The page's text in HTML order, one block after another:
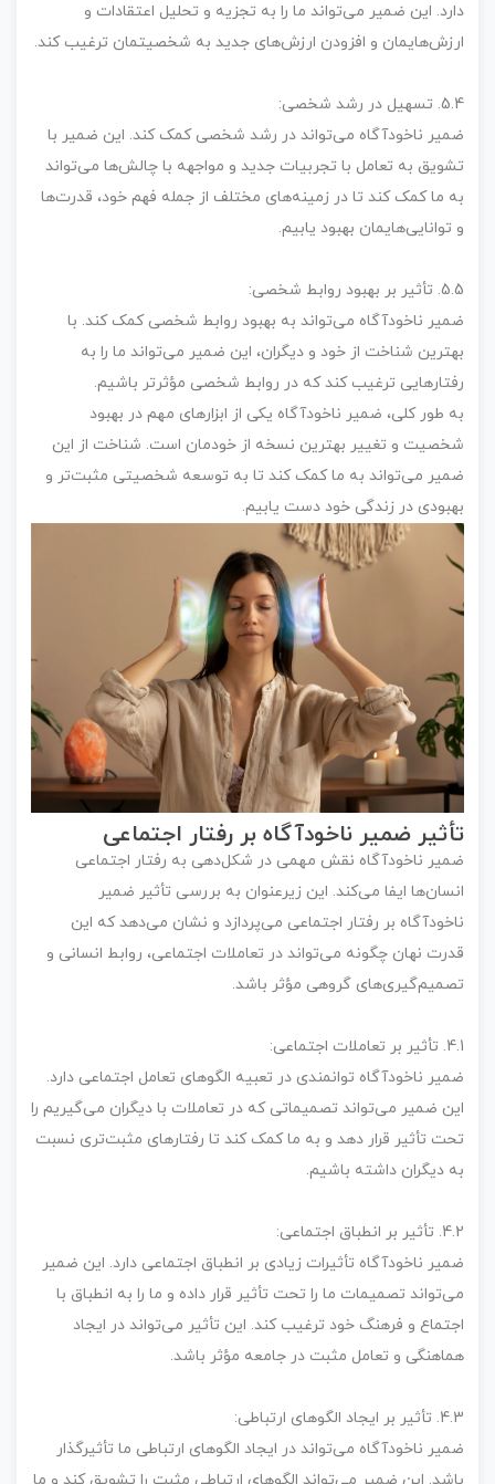
دارد. این ضمیر می‌تواند ما را به تجزیه و تحلیل اعتقادات و
ارزش‌هایمان و افزودن ارزش‌های جدید به شخصیتمان ترغیب کند.
5.4. تسهیل در رشد شخصی:
ضمیر ناخودآگاه می‌تواند در رشد شخصی کمک کند. این ضمیر با
تشویق به تعامل با تجربیات جدید و مواجهه با چالش‌ها می‌تواند
به ما کمک کند تا در زمینه‌های مختلف از جمله فهم خود، قدرت‌ها
و توانایی‌هایمان بهبود یابیم.
5.5. تأثیر بر بهبود روابط شخصی:
ضمیر ناخودآگاه می‌تواند به بهبود روابط شخصی کمک کند. با
بهترین شناخت از خود و دیگران، این ضمیر می‌تواند ما را به
رفتارهایی ترغیب کند که در روابط شخصی مؤثرتر باشیم.
به طور کلی، ضمیر ناخودآگاه یکی از ابزارهای مهم در بهبود
شخصیت و تغییر بهترین نسخه از خودمان است. شناخت از این
ضمیر می‌تواند به ما کمک کند تا به توسعه شخصیتی مثبت‌تر و
بهبودی در زندگی خود دست یابیم.
تأثیر ضمیر ناخودآگاه بر رفتار اجتماعی
ضمیر ناخودآگاه نقش مهمی در شکل‌دهی به رفتار اجتماعی
انسان‌ها ایفا می‌کند. این زیرعنوان به بررسی تأثیر ضمیر
ناخودآگاه بر رفتار اجتماعی می‌پردازد و نشان می‌دهد که این
قدرت نهان چگونه می‌تواند در تعاملات اجتماعی، روابط انسانی و
تصمیم‌گیری‌های گروهی مؤثر باشد.
4.1. تأثیر بر تعاملات اجتماعی:
ضمیر ناخودآگاه توانمندی در تعبیه الگوهای تعامل اجتماعی دارد.
این ضمیر می‌تواند تصمیماتی که در تعاملات با دیگران می‌گیریم را
تحت تأثیر قرار دهد و به ما کمک کند تا رفتارهای مثبت‌تری نسبت
به دیگران داشته باشیم.
4.2. تأثیر بر انطباق اجتماعی:
ضمیر ناخودآگاه تأثیرات زیادی بر انطباق اجتماعی دارد. این ضمیر
می‌تواند تصمیمات ما را تحت تأثیر قرار داده و ما را به انطباق با
اجتماع و فرهنگ خود ترغیب کند. این تأثیر می‌تواند در ایجاد
هماهنگی و تعامل مثبت در جامعه مؤثر باشد.
4.3. تأثیر بر ایجاد الگوهای ارتباطی:
ضمیر ناخودآگاه می‌تواند در ایجاد الگوهای ارتباطی ما تأثیرگذار
باشد. این ضمیر می‌تواند الگوهای ارتباطی مثبت را تشویق کند و ما